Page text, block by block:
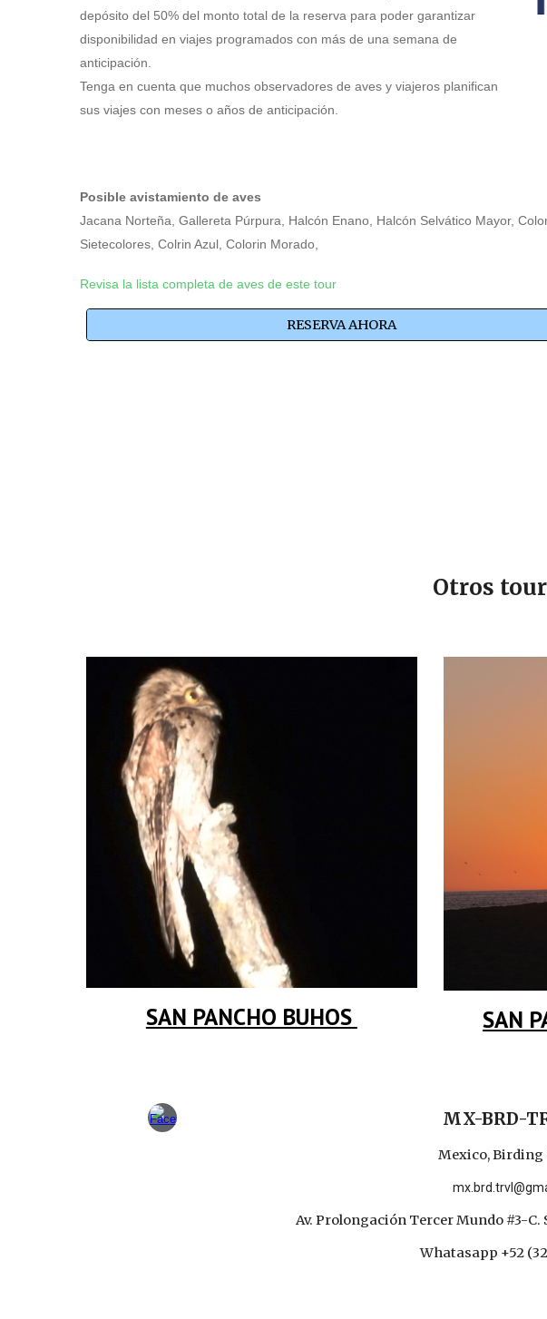
depósito del 50% del monto total de la reserva para poder garantizar
disponibilidad en viajes programados con más de una semana de
anticipación.
Tenga en cuenta que muchos observadores de aves y viajeros planifican
sus viajes con meses o años de anticipación.
Posible avistamiento de aves
Jacana Norteña, Gallereta Púrpura, Halcón Enano, Halcón Selvático Mayor,
Sietecolores, Colrin Azul, Colorin Morado,
Revisa la lista completa de aves de este tour
RESERVA AHORA
Otros
SAN PANCHO BUHOS SAN
MX-BRD-
Mexico, Birding
Av. Prolongación Tercer Mundo #3-
Whatasapp +52